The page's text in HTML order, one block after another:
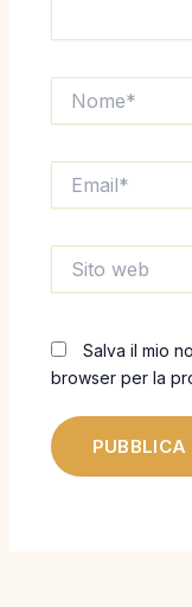
web
Salva il mio
browser per la